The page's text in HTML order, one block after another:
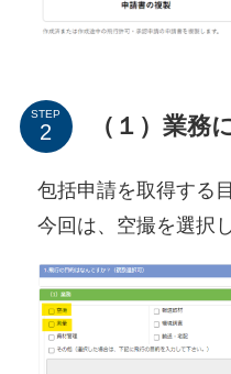
STEP （１）業務
包括申請を取得する
今回は、空撮を選択